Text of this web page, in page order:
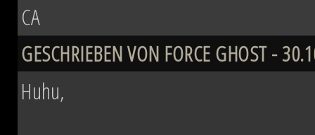
CA
GESCHRIEBEN VON FORCE GHOST -
Huhu,